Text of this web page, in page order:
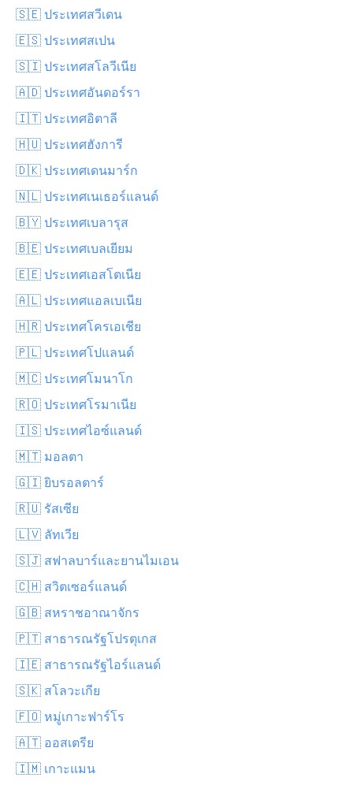
🇸🇪 ประเทศสวีเดน
🇪🇸 ประเทศสเปน
🇸🇮 ประเทศสโลวีเนีย
🇦🇩 ประเทศอันดอร์รา
🇮🇹 ประเทศอิตาลี
🇭🇺 ประเทศฮังการี
🇩🇰 ประเทศเดนมาร์ก
🇳🇱 ประเทศเนเธอร์แลนด์
🇧🇾 ประเทศเบลารุส
🇧🇪 ประเทศเบลเยียม
🇪🇪 ประเทศเอสโตเนีย
🇦🇱 ประเทศแอลเบเนีย
🇭🇷 ประเทศโครเอเชีย
🇵🇱 ประเทศโปแลนด์
🇲🇨 ประเทศโมนาโก
🇷🇴 ประเทศโรมาเนีย
🇮🇸 ประเทศไอซ์แลนด์
🇲🇹 มอลตา
🇬🇮 ยิบรอลตาร์
🇷🇺 รัสเซีย
🇱🇻 ลัทเวีย
🇸🇯 สฟาลบาร์และยานไมเอน
🇨🇭 สวิตเซอร์แลนด์
🇬🇧 สหราชอาณาจักร
🇵🇹 สาธารณรัฐโปรตุเกส
🇮🇪 สาธารณรัฐไอร์แลนด์
🇸🇰 สโลวะเกีย
🇫🇴 หมู่เกาะฟาร์โร
🇦🇹 ออสเตรีย
🇮🇲 เกาะแมน